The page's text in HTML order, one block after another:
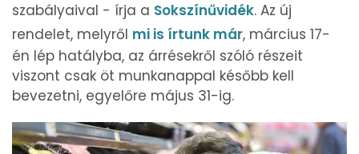
szabályaival - írja a Sokszínűvidék. Az új
rendelet, melyről mi is írtunk már, március 17-
én lép hatályba, az árrésekről szóló részeit
viszont csak öt munkanappal később kell
bevezetni, egyelőre május 31-ig.